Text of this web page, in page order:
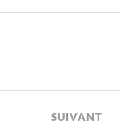
SUIVANT